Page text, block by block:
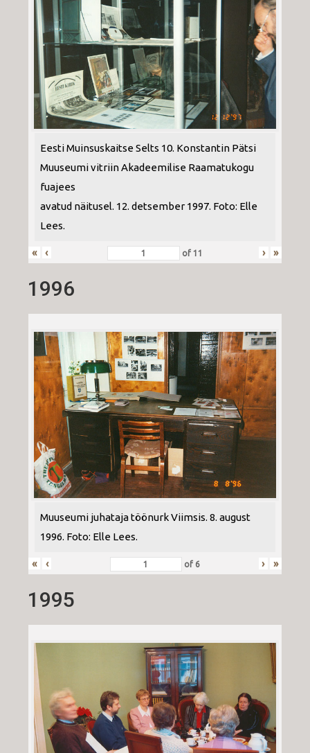
Eesti Muinsuskaitse Selts 10. Konstantin Pätsi
Muuseumi vitriin Akadeemilise Raamatukogu
fuajees
avatud näitusel. 12. detsember 1997. Foto: Elle
Lees.
« ‹ of11 › »
1996
Muuseumi juhataja töönurk Viimsis. 8. august
1996. Foto: Elle Lees.
« ‹ of 6 › »
1995